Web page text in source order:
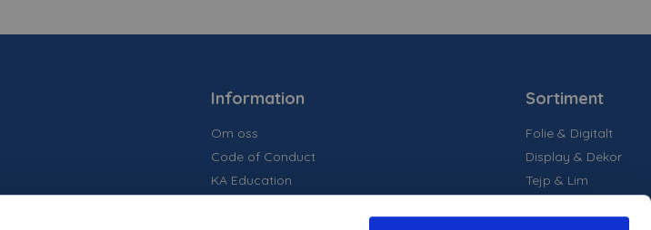
Information
Om oss
Code of Conduct
KA Education
Sortiment
Folie & Digitalt
Display & Dekor
Tejp & Lim